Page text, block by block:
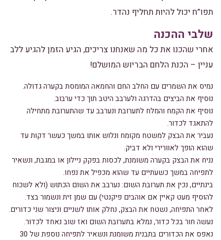
תפו”ח יכול להיות תחליף נהדר.
שלבי ההכנה
אחרי שהכנו את כל מה שאנחנו צריכים, הגיע הזמן להגיע ללב
עניין – הכנת הלחם הבריוש המושלם!
נמיס את השמרים עם החלב החם והחמאה המומסת בקערה גדולה.
נוסיף את הביצים בהדרגה ולערבב היטב תוך כדי ערבוב.
נוסיף את הקמח והמלח לתערובת ונערבב עד שהתערובת מתחילה
להתאגד לכדור.
נעביר את הבצק למשטח מקומח ונלוש אותו במשך כעשר דקות עד
שהוא הופך לאוורירי ולא דביק.
נניח את הבצק בקערה משומנת, לכסות בפקק ניילון או במגבת, ונשאיר
לתפיחה במשך כשעתיים עד שהוא מכפיל את נפחו.
בינתיים, נכין את תערובת השום: נערבב את השום הכתוש (ולא לשכוח
להוסיף מעט קאיין אם אוהבים פיקנטי) עם שמן זית ונשמור בצד.
לאחר התפיחה, נשטח את הבצק, נחלק אותו לשניים וניצור שני כדורים.
נעשה חור בכל כדור, נמלא בתערובת השום ואז שוב נאחד לכדור.
נאפס את הכדורים בתבנית משומנת ונשאיר לתפיחה נוספת של 30